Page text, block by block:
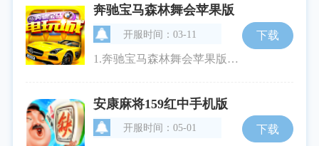
奔驰宝马森林舞会苹果版
开服时间：03-11
1.奔驰宝马森林舞会苹果版以精致的游戏画面和丰富的功能吸引了众多游戏爱好者。游戏中的金币系统用于购买和解锁游戏道具，使得每一局游戏都充满新颖和挑战。游戏的自动重连功能确保玩家不会因为网络不稳定而影响游戏进程，让每局游戏都顺畅进行。玩家可以选择全选功能，更加流畅地进行操作。2.在奔驰宝马森林舞会苹果版中，飞盘、保险箱、奥迪等元素被巧妙地融入到为玩家提供多样化的战略选择。保险箱道具可以帮助玩家保留一定数量的金币，而飞盘则可以在特定时刻逆转局势，提升游戏的战略性。游戏特色1.创新道
下载
安康麻将159红中手机版
开服时间：05-01 下载